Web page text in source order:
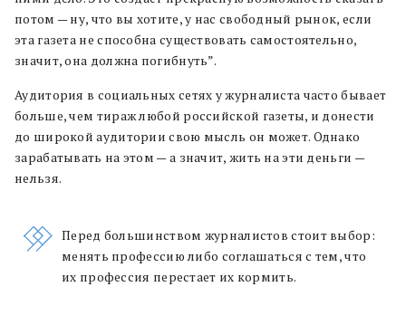
потом — ну, что вы хотите, у нас свободный рынок, если
эта газета не способна существовать самостоятельно,
значит, она должна погибнуть”.
Аудитория в социальных сетях у журналиста часто бывает
больше, чем тираж любой российской газеты, и донести
до широкой аудитории свою мысль он может. Однако
зарабатывать на этом — а значит, жить на эти деньги —
нельзя.
Перед большинством журналистов стоит выбор:
менять профессию либо соглашаться с тем, что
их профессия перестает их кормить.